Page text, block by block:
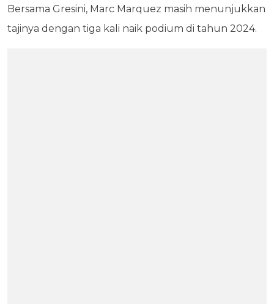
Bersama Gresini, Marc Marquez masih menunjukkan
tajinya dengan tiga kali naik podium di tahun 2024.